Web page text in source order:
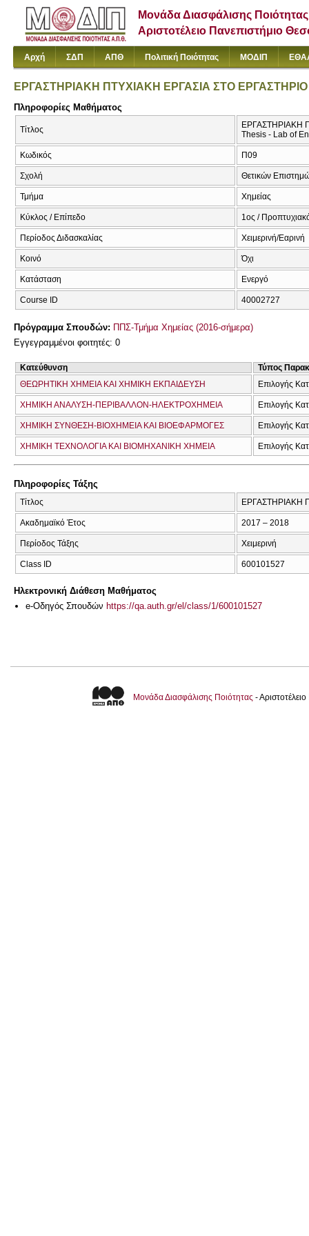
Μονάδα Διασφάλισης Ποιότητας
Αριστοτέλειο Πανεπιστήμιο
Αρχή ΣΔΠ ΑΠΘ Πολιτική Ποιότητας ΜΟΔΙΠ
ΕΡΓΑΣΤΗΡΙΑΚΗ ΠΤΥΧΙΑΚΗ ΕΡΓΑΣΙΑ ΣΤΟ
Πληροφορίες Μαθήματος
Τίτλος
ΕΡΓΑΣΤΗΡΙΑΚΗ
Thesis - Lab of
Κωδικός Π09
Σχολή Θετικών
Τμήμα Χημείας
Κύκλος / Επίπεδο 1ος /
Περίοδος Διδασκαλίας Χειμερινή/Εαρινή
Κοινό Όχι
Κατάσταση Ενεργό
Course ID 40002727
Πρόγραμμα Σπουδών: ΠΠΣ-Τμήμα Χημείας (2016-σήμερα)
Εγγεγραμμένοι φοιτητές: 0
Κατεύθυνση
Τύπος
ΘΕΩΡΗΤΙΚΗ ΧΗΜΕΙΑ ΚΑΙ ΧΗΜΙΚΗ ΕΚΠΑΙΔΕΥΣΗ
Επιλογής
ΧΗΜΙΚΗ ΑΝΑΛΥΣΗ-ΠΕΡΙΒΑΛΛΟΝ-ΗΛΕΚΤΡΟΧΗΜΕΙΑ Επιλογής
ΧΗΜΙΚΗ ΣΥΝΘΕΣΗ-ΒΙΟΧΗΜΕΙΑ ΚΑΙ ΒΙΟΕΦΑΡΜΟΓΕΣ Επιλογής
ΧΗΜΙΚΗ ΤΕΧΝΟΛΟΓΙΑ ΚΑΙ ΒΙΟΜΗΧΑΝΙΚΗ ΧΗΜΕΙΑ Επιλογής
Πληροφορίες Τάξης
Τίτλος ΕΡΓΑΣΤΗΡΙΑΚΗ
Ακαδημαϊκό Έτος 2017 – 2018
Περίοδος Τάξης Χειμερινή
Class ID 600101527
Ηλεκτρονική Διάθεση Μαθήματος
e-Οδηγός Σπουδών https://qa.auth.gr/el/class/1/600101527
Μονάδα Διασφάλισης Ποιότητας -